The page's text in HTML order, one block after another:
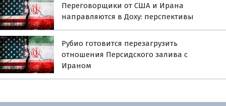
Переговорщики от США и Ирана
направляются в Доху: перспективы
Рубио готовится перезагрузить
отношения Персидского залива с
Ираном